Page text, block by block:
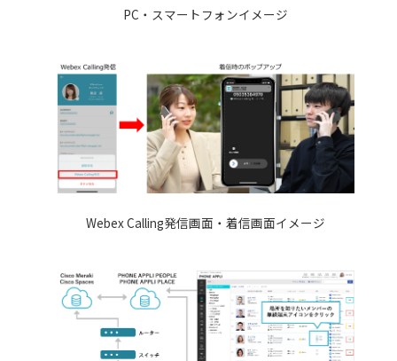
PC・スマートフォンイメージ
Webex Calling発信画面・着信画面イメージ